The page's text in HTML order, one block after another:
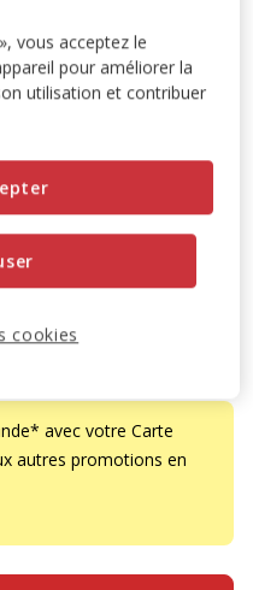
avec votre Carte
autres promotions en
vous acceptez le
pour améliorer la
utilisation et contribuer
cookies